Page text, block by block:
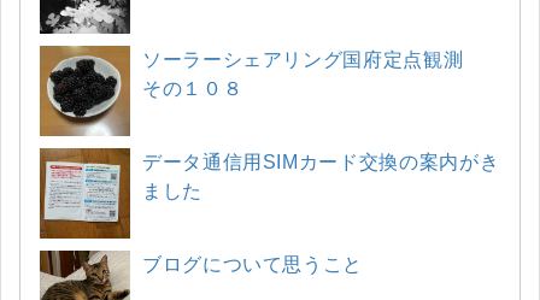
ソーラーシェアリング国府定点観測
その１０８
データ通信用SIMカード交換の案内がき
ました
ブログについて思うこと